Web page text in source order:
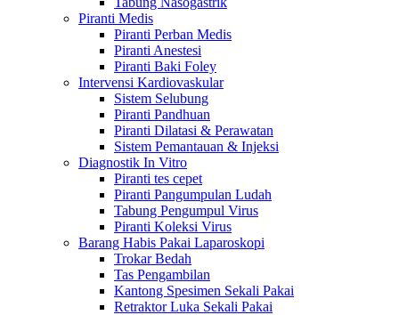
Piranti Medis
Piranti Perban Medis
Piranti Anestesi
Piranti Baki Foley
Intervensi Kardiovaskular
Sistem Selubung
Piranti Pandhuan
Piranti Dilatasi & Perawatan
Sistem Pemantauan & Injeksi
Diagnostik In Vitro
Piranti tes cepet
Piranti Pangumpulan Ludah
Tabung Pengumpul Virus
Piranti Koleksi Virus
Barang Habis Pakai Laparoskopi
Trokar Bedah
Tas Pengambilan
Kantong Spesimen Sekali Pakai
Retraktor Luka Sekali Pakai